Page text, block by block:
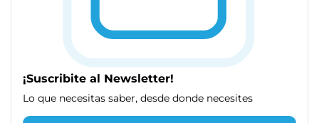
¡Suscribite al Newsletter!
Lo que necesitas saber, desde donde necesites